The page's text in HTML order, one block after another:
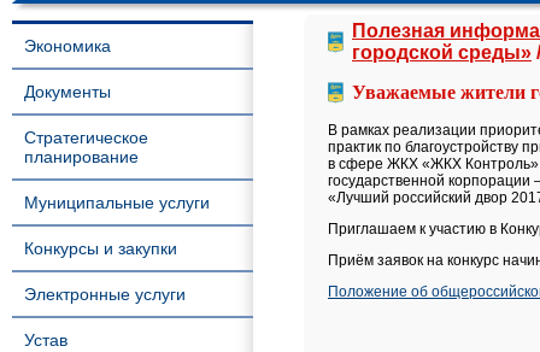
Экономика
Документы
Стратегическое
планирование
Муниципальные услуги
Конкурсы и закупки
Электронные услуги
Устав
Полезная
городской среды»
Уважаемые жители
В рамках реализации
практик по благоустройству
в сфере ЖКХ «ЖКХ Контроль»
государственной
«Лучший российский двор
Приглашаем к участию в
Приём заявок на конкурс
Положение об